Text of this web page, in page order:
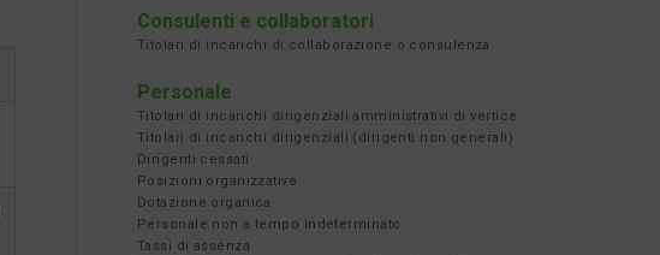
Consulenti e collaboratori
Titolari di incarichi di collaborazione o consulenza
Personale
Titolari di incarichi dirigenziali amministrativi di vertice
Titolari di incarichi dirigenziali (dirigenti non generali)
Dirigenti cessati
Posizioni organizzative
Dotazione organica
Personale non a tempo indeterminato
Tassi di assenza